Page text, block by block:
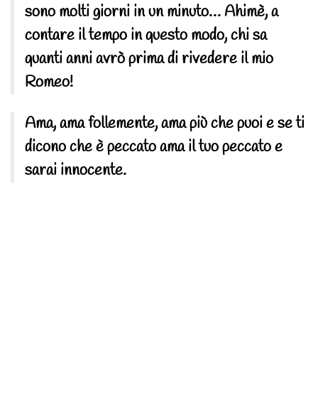
sono molti giorni in un minuto… Ahimè, a
contare il tempo in questo modo, chi sa
quanti anni avrò prima di rivedere il mio
Romeo!
Ama, ama follemente, ama più che puoi e se ti
dicono che è peccato ama il tuo peccato e
sarai innocente.